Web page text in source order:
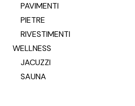
PAVIMENTI
PIETRE
RIVESTIMENTI
WELLNESS
JACUZZI
SAUNA